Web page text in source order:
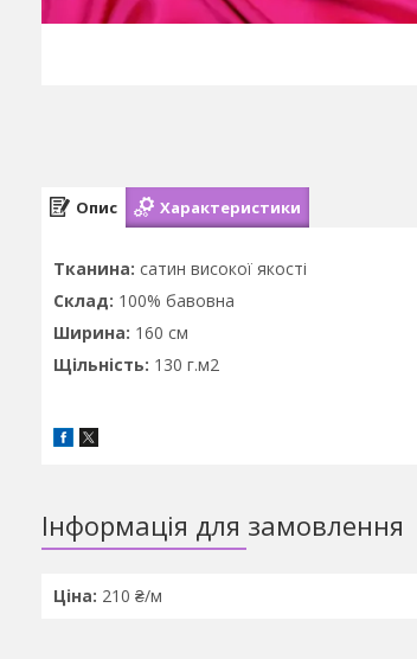
Опис Характеристики
Тканина: сатин високої якості
Склад: 100% бавовна
Ширина: 160 см
Щільність: 130 г.м2
Інформація для замовлення
Ціна: 210 ₴/м